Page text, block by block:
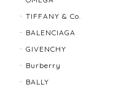
迅速に対応してくださ
物の状態も良く、満足
ましたらよろしくお願い
TIFFANY & Co.
BALENCIAGA
GIVENCHY
Burberry
BALLY